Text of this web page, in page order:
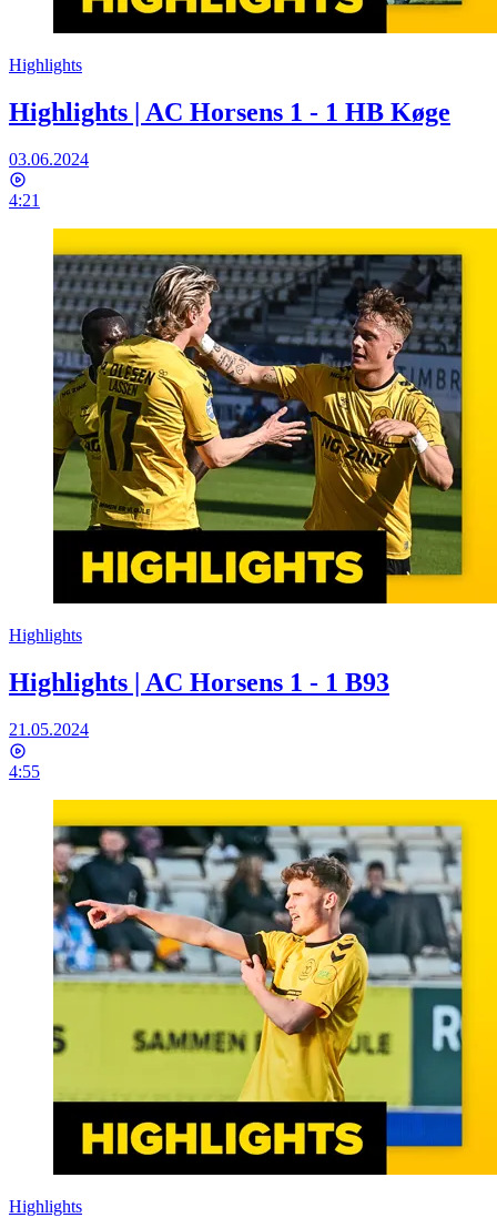
Highlights
Highlights | AC Horsens 1 - 1 HB Køge
03.06.2024
4:21
Highlights
Highlights | AC Horsens 1 - 1 B93
21.05.2024
4:55
Highlights